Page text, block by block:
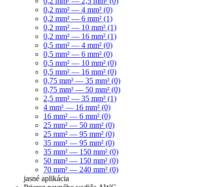
0,2 mm² — 4 mm² (0)
0,2 mm² — 6 mm² (1)
0,2 mm² — 10 mm² (1)
0,2 mm² — 16 mm² (1)
0,5 mm² — 4 mm² (0)
0,5 mm² — 6 mm² (0)
0,5 mm² — 10 mm² (0)
0,5 mm² — 16 mm² (0)
0,75 mm² — 35 mm² (0)
0,75 mm² — 50 mm² (0)
2,5 mm² — 35 mm² (1)
4 mm² — 16 mm² (0)
16 mm² — 6 mm² (0)
25 mm² — 50 mm² (0)
25 mm² — 95 mm² (0)
35 mm² — 95 mm² (0)
35 mm² — 150 mm² (0)
50 mm² — 150 mm² (0)
70 mm² — 240 mm² (0)
jasné aplikácia